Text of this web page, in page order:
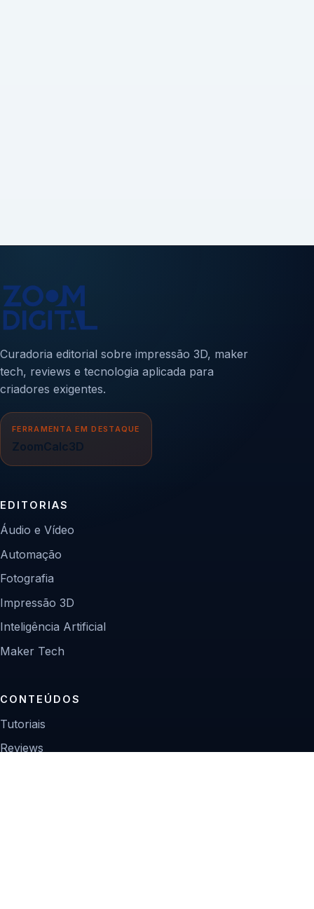
Curadoria editorial sobre impressão 3D, maker
tech, reviews e tecnologia aplicada para
criadores exigentes.
FERRAMENTA EM DESTAQUE
ZoomCalc3D
EDITORIAS
Áudio e Vídeo
Automação
Fotografia
Impressão 3D
Inteligência Artificial
Maker Tech
CONTEÚDOS
Tutoriais
Reviews